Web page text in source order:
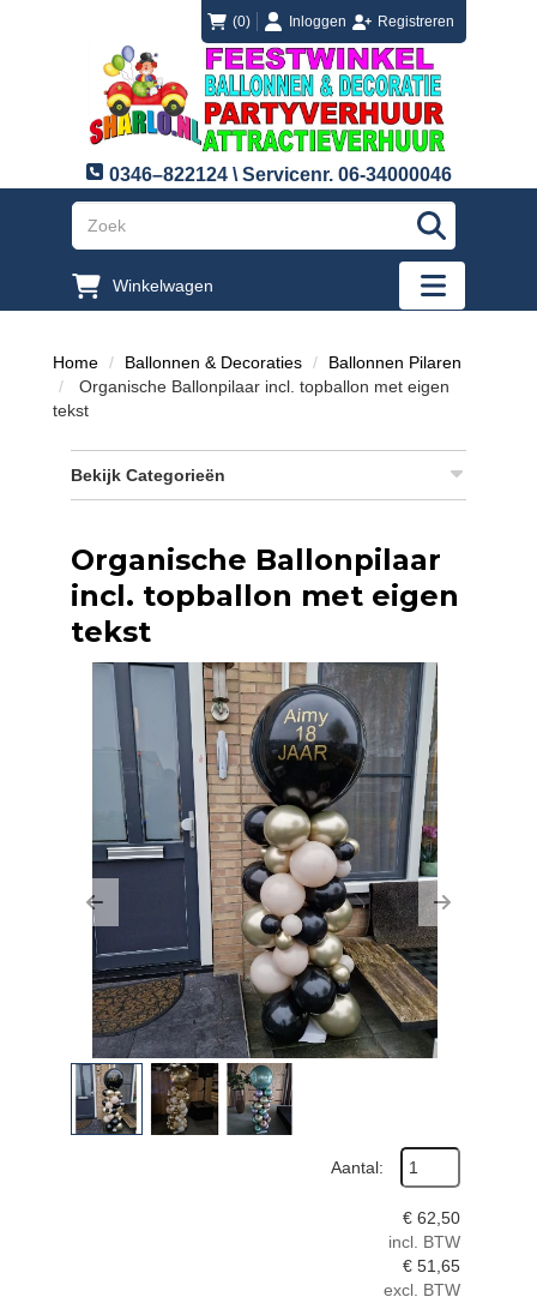
(0) loginInloggen
registreren Registreren
0346–822124 \ Servicenr. 06-34000046
"Zoeken
Winkelwagen
"Toggle
Home Ballonnen & Decoraties
Ballonnen Pilaren
Organische Ballonpilaar incl. topballon met eigen
tekst
Bekijk Categorieën
Organische Ballonpilaar
incl. topballon met eigen
tekst
Previous Next
Aantal:
€ 62,50
incl. BTW
€ 51,65
excl. BTW